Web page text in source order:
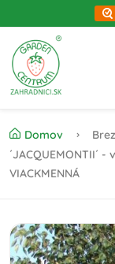
Domov
´JACQUEMONTII´
VIACKMENNÁ